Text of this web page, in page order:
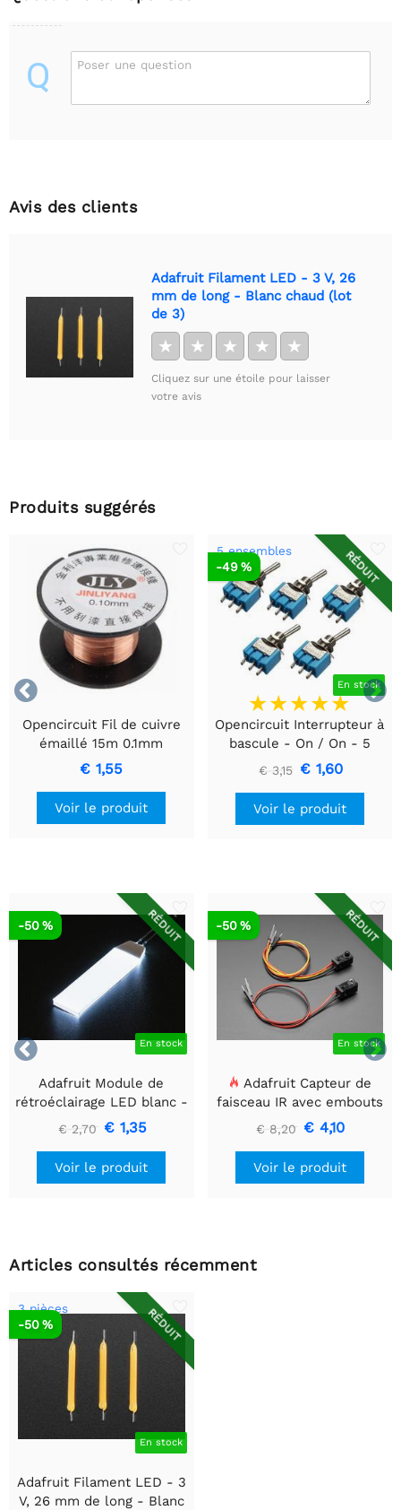
Q Poser une question
Avis des clients
Adafruit Filament LED - 3 V, 26
mm de long - Blanc chaud (lot
de 3)
★ ★ ★ ★ ★
Cliquez sur une étoile pour laisser
votre avis
Produits suggérés


Opencircuit Fil de cuivre
émaillé 15m 0.1mm
€ 1,55
Voir le produit
RÉDUIT
5 ensembles
En stock
-49 %
Opencircuit Interrupteur à
bascule - On / On - 5
pièces
€ 3,15 € 1,60
Voir le produit


RÉDUIT
En stock
-50 %
Adafruit Module de
rétroéclairage LED blanc -
Petit 12 mm x 40 mm
€ 2,70 € 1,35
Voir le produit
RÉDUIT
En stock
-50 %
Adafruit Capteur de
faisceau IR avec embouts
de câble de qualité
supérieure - LED 5 mm
€ 8,20 € 4,10
Voir le produit
Articles consultés récemment
RÉDUIT
3 pièces
En stock
-50 %
Adafruit Filament LED - 3
V, 26 mm de long - Blanc